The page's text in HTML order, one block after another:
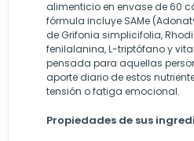
alimenticio en envase de 60
fórmula incluye SAMe
de Grifonia simplicifolia,
fenilalanina, L-triptófano y
pensada para aquellas
aporte diario de estos
tensión o fatiga emocional.
Propiedades de sus